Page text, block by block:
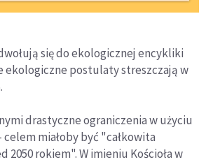
się do ekologicznej encykliki
ekologiczne postulaty streszczają w
drastyczne ograniczenia w użyciu
miałoby być "całkowita
2050 rokiem". W imieniu Kościoła w